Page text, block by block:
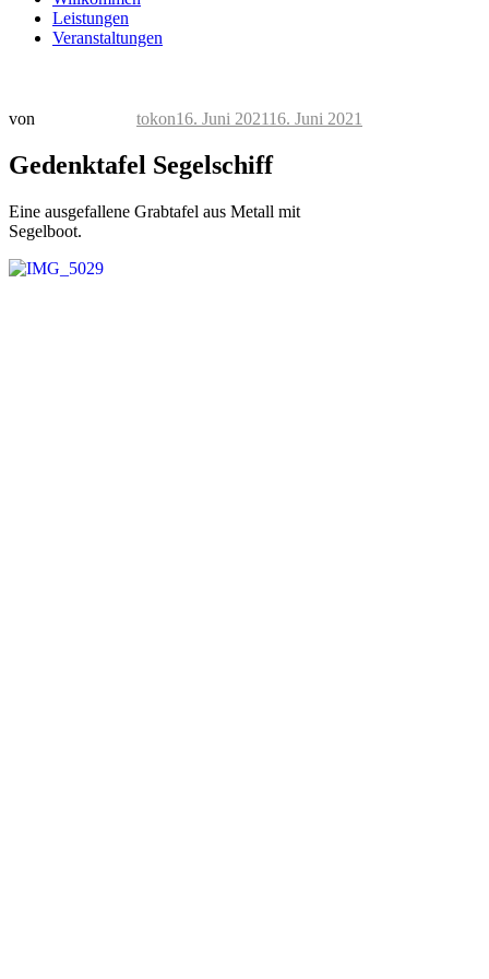
Leistungen
Veranstaltungen
Veröffentlicht
16. Juni 202116. Juni 2021
von tokon
Gedenktafel Segelschiff
Eine ausgefallene Grabtafel aus Metall mit
Segelboot.